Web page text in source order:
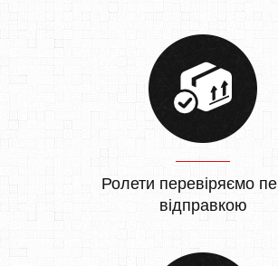
Ролети перевіряємо
відправкою